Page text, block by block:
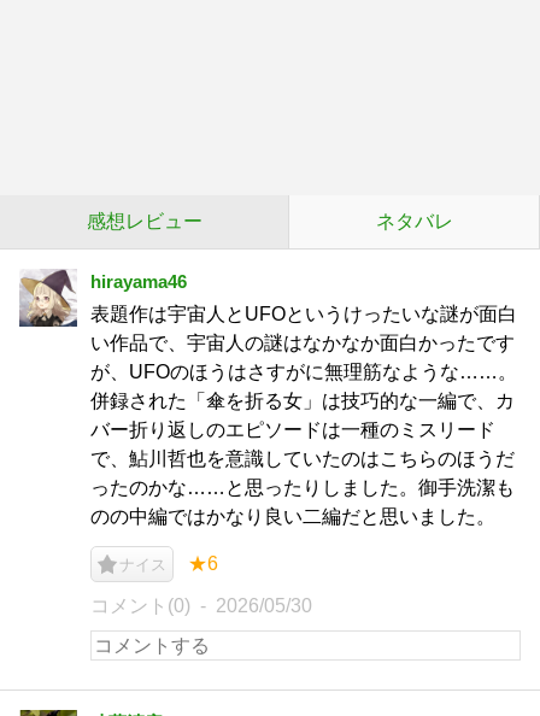
感想レビュー ネタバレ
hirayama46
表題作は宇宙人とUFOというけったいな謎が面白
い作品で、宇宙人の謎はなかなか面白かったです
が、UFOのほうはさすがに無理筋なような……。
併録された「傘を折る女」は技巧的な一編で、カ
バー折り返しのエピソードは一種のミスリード
で、鮎川哲也を意識していたのはこちらのほうだ
ったのかな……と思ったりしました。御手洗潔も
のの中編ではかなり良い二編だと思いました。
ナイス ★6
コメント(0) 2026/05/30